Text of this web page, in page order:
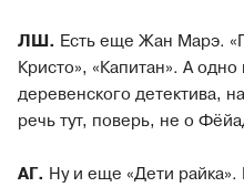
ЛШ. Есть еще Жан Марэ.
Кристо», «Капитан». А
деревенского детектива,
речь тут, поверь, не о
АГ. Ну и еще «Дети